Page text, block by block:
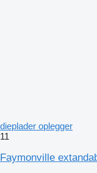
dieplader oplegger
11
Faymonville